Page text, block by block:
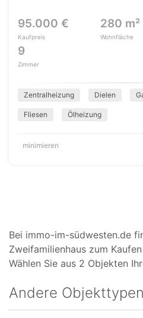
95.000 €
Kaufpreis
280 m²
Wohnfläche
9
Zimmer
Zentralheizung Dielen
Fliesen Ölheizung
minimieren
Bei immo-im-südwesten.de
Zweifamilienhaus zum
Wählen Sie aus 2 Objekten
Andere